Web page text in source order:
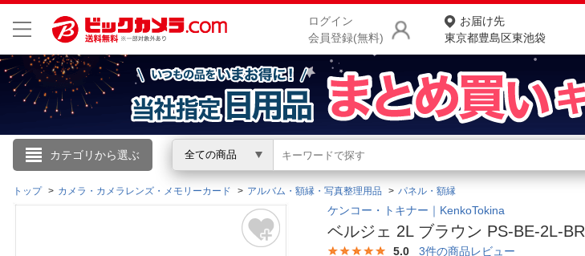
ログイン
会員登録(無料)
お届け先
東京都豊島区東池袋
カテゴリから選ぶ 全ての商品
こんにちは
ログイン
商品をさがす
ランキングからさがす
カテゴリ一覧からさがす
トップ カメラ・カメラレンズ・メモリーカード アルバム・額縁・写真整理用品 パネル・額縁
ケンコー・トキナー｜KenkoTokina
ベルジェ 2L ブラウン PS-BE-2L-BR
5.0 3件の商品レビュー